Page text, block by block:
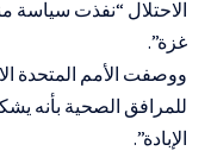
الاحتلال “نفذت سياسة
غزة”.
ووصفت الأمم المتحدة
للمرافق الصحية بأنه
الإبادة”.